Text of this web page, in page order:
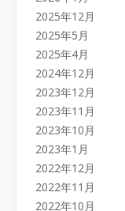
2025年12月
2025年5月
2025年4月
2024年12月
2023年12月
2023年11月
2023年10月
2023年1月
2022年12月
2022年11月
2022年10月